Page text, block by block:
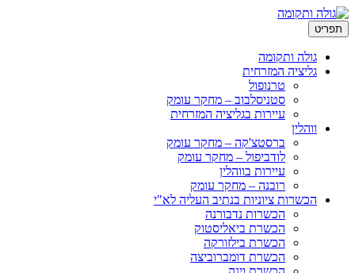
גולה ותקומה
גליציה המזרחית
טרנופול
סטניסלבוב – מחקר עומק
עיירות בגליציה המזרחית
ווהלין
ברסטצ'קה – מחקר עומק
לודביפול – מחקר עומק
עיירות בווהלין
רובנה – מחקר עומק
הכשרות ציוניות בנתיב העליה לא"י
הכשרות נדבורנה
הכשרת ביאליסטוק
הכשרת בילזורקה
הכשרת דומברוביצה